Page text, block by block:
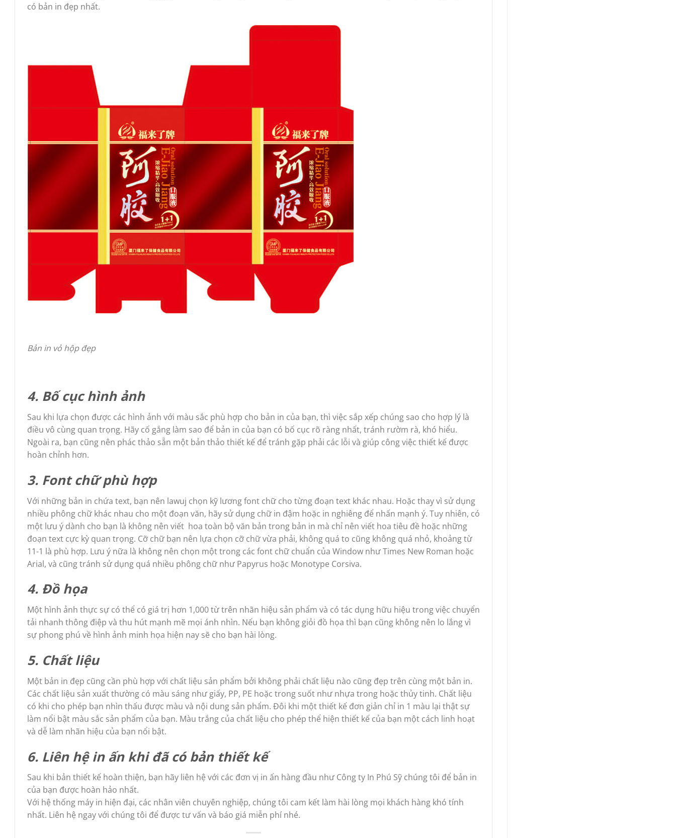
có bản in đẹp nhất.
Bản in vỏ hộp đẹp
4. Bố cục hình ảnh
Sau khi lựa chọn được các hình ảnh với màu sắc phù hợp cho bản in của bạn, thì việc sắp xếp chúng sao cho hợp lý là
điều vô cùng quan trọng. Hãy cố gắng làm sao để bản in của bạn có bố cục rõ ràng nhất, tránh rườm rà, khó hiểu.
Ngoài ra, bạn cũng nên phác thảo sẵn một bản thảo thiết kế để tránh gặp phải các lỗi và giúp công việc thiết kế được
hoàn chỉnh hơn.
3. Font chữ phù hợp
Với những bản in chứa text, bạn nên lawuj chọn kỹ lương font chữ cho từng đoạn text khác nhau. Hoặc thay vì sử dụng
nhiều phông chữ khác nhau cho một đoạn văn, hãy sử dụng chữ in đậm hoặc in nghiêng để nhấn mạnh ý. Tuy nhiên, có
một lưu ý dành cho bạn là không nên viết hoa toàn bộ văn bản trong bản in mà chỉ nên viết hoa tiêu đề hoặc những
đoạn text cực kỳ quan trọng. Cỡ chữ bạn nên lựa chọn cỡ chữ vừa phải, không quá to cũng không quá nhỏ, khoảng từ
11-1 là phù hợp. Lưu ý nữa là không nên chọn một trong các font chữ chuẩn của Window như Times New Roman hoặc
Arial, và cũng tránh sử dụng quá nhiều phông chữ như Papyrus hoặc Monotype Corsiva.
4. Đồ họa
Một hình ảnh thực sự có thể có giá trị hơn 1,000 từ trên nhãn hiệu sản phẩm và có tác dụng hữu hiệu trong việc chuyển
tải nhanh thông điệp và thu hút mạnh mẽ mọi ánh nhìn. Nếu bạn không giỏi đồ họa thì bạn cũng không nên lo lắng vì
sự phong phú về hình ảnh minh họa hiện nay sẽ cho bạn hài lòng.
5. Chất liệu
Một bản in đẹp cũng cần phù hợp với chất liệu sản phẩm bởi không phải chất liệu nào cũng đẹp trên cùng một bản in.
Các chất liệu sản xuất thường có màu sáng như giấy, PP, PE hoặc trong suốt như nhựa trong hoặc thủy tinh. Chất liệu
có khi cho phép bạn nhìn thấu được màu và nội dung sản phẩm. Đôi khi một thiết kế đơn giản chỉ in 1 màu lại thật sự
làm nổi bật màu sắc sản phẩm của bạn. Màu trắng của chất liệu cho phép thể hiện thiết kế của bạn một cách linh hoạt
và dễ làm nhãn hiệu của bạn nổi bật.
6. Liên hệ in ấn khi đã có bản thiết kế
Sau khi bản thiết kế hoàn thiện, bạn hãy liên hệ với các đơn vị in ấn hàng đầu như Công ty In Phú Sỹ chúng tôi để bản in
của bạn được hoàn hảo nhất.
Với hệ thống máy in hiện đại, các nhân viên chuyên nghiệp, chúng tôi cam kết làm hài lòng mọi khách hàng khó tính
nhất. Liên hệ ngay với chúng tôi để được tư vấn và báo giá miễn phí nhé.